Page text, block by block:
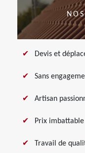
Devis et
Sans
Artisan
Prix imbattable
Travail de